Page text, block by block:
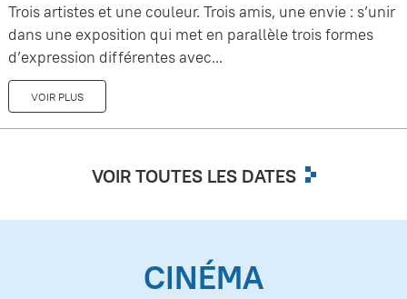
Trois artistes et une couleur. Trois amis, une envie : s’unir
dans une exposition qui met en parallèle trois formes
d’expression différentes avec...
VOIR PLUS
VOIR TOUTES LES DATES
CINÉMA